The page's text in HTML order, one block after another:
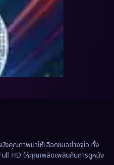
คุณภาพมาให้เลือกชมอย่างจุใจ ทั้ง
HD ให้คุณเพลิดเพลินกับการดูหนัง